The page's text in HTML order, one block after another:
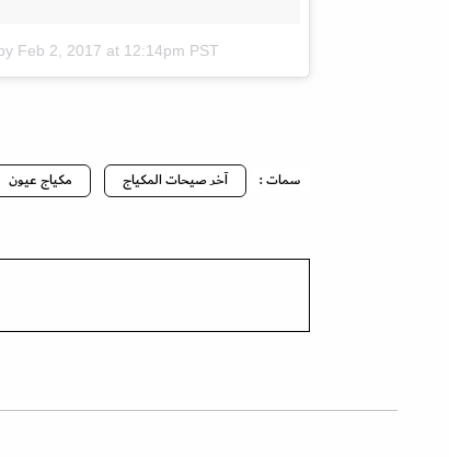
Feb 2, 2017 at 12:14pm PST
سمات : آخر صيحات المكياج مكياج عيون